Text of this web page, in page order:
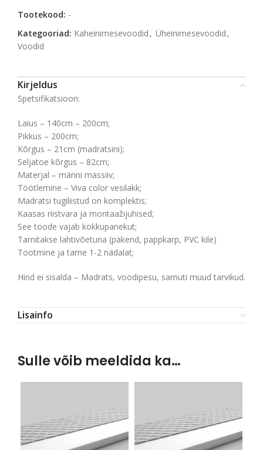
Tootekood: -
Kategooriad: Kaheinimesevoodid , Üheinimesevoodid ,
Voodid
Kirjeldus
Spetsifikatsioon:
Laius – 140cm – 200cm;
Pikkus – 200cm;
Kõrgus – 21cm (madratsini);
Seljatoe kõrgus – 82cm;
Materjal – männi massiiv;
Töötlemine – Viva color vesilakk;
Madratsi tugiliistud on komplektis;
Kaasas riistvara ja montaažijuhised;
See toode vajab kokkupanekut;
Tarnitakse lahtivõetuna (pakend, pappkarp, PVC kile)
Tootmine ja tarne 1-2 nädalat;
Hind ei sisalda – Madrats, voodipesu, samuti muud tarvikud.
Lisainfo
Sulle võib meeldida ka…